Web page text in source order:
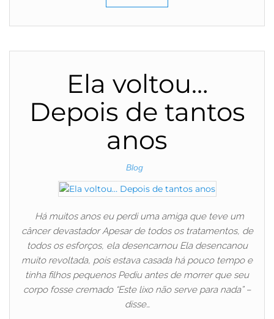
Ela voltou…
Depois de tantos
anos
Blog
Há muitos anos eu perdi uma amiga que teve um
câncer devastador Apesar de todos os tratamentos, de
todos os esforços, ela desencarnou Ela desencanou
muito revoltada, pois estava casada há pouco tempo e
tinha filhos pequenos Pediu antes de morrer que seu
corpo fosse cremado “Este lixo não serve para nada” –
disse…